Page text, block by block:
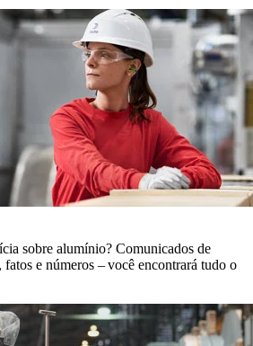
sobre alumínio? Comunicados de
e números – você encontrará tudo o